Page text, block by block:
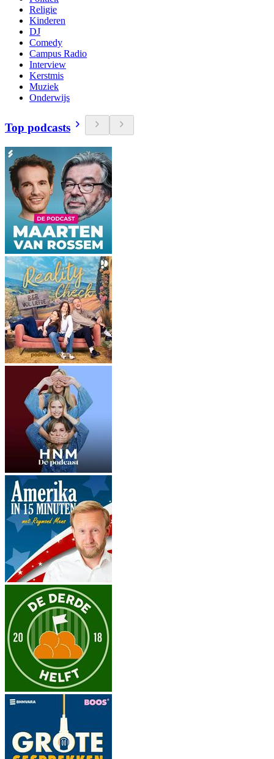
Religie
Kinderen
DJ
Comedy
Campus Radio
Interview
Kerstmis
Muziek
Onderwijs
Top podcasts